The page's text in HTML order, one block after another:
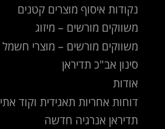
נקודות איסוף מוצרים קטנים
משווקים מורשים – מיזוג
משווקים מורשים – מוצרי חשמל
סינון אב"כ תדיראן
אודות
דוחות אחריות תאגידית וקוד אתי
תדיראן אנרגיה חדשה